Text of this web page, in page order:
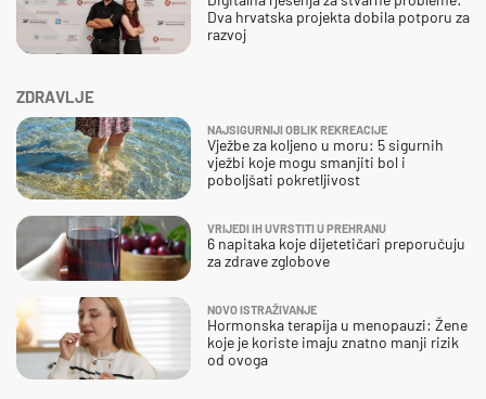
ZDRAVLJE
NAJSIGURNIJI OBLIK REKREACIJE
Vježbe za koljeno u moru: 5 sigurnih
vježbi koje mogu smanjiti bol i
poboljšati pokretljivost
VRIJEDI IH UVRSTITI U PREHRANU
6 napitaka koje dijetetičari preporučuju
za zdrave zglobove
NOVO ISTRAŽIVANJE
Hormonska terapija u menopauzi: Žene
koje je koriste imaju znatno manji rizik
od ovoga
Dva hrvatska projekta dobila potporu za
razvoj